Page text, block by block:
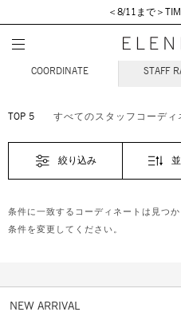
＜8/11まで＞
STAFF
COORDINATE STAFF
TOP 5 すべてのスタッフコーディ
絞り込み
条件に一致するコーディネートは見つ
条件を変更してください。
NEW ARRIVAL